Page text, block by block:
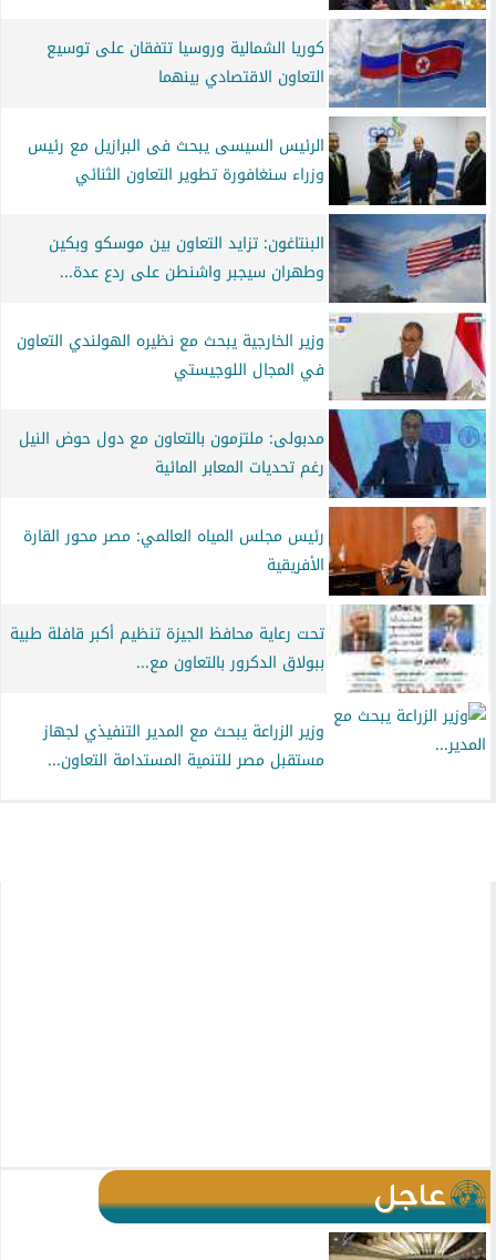
كوريا الشمالية وروسيا تتفقان على توسيع
التعاون الاقتصادي بينهما
الرئيس السيسى يبحث فى البرازيل مع رئيس
وزراء سنغافورة تطوير التعاون الثنائي
البنتاغون: تزايد التعاون بين موسكو وبكين
وطهران سيجبر واشنطن على ردع عدة...
وزير الخارجية يبحث مع نظيره الهولندي التعاون
في المجال اللوجيستي
مدبولى: ملتزمون بالتعاون مع دول حوض النيل
رغم تحديات المعابر المائية
رئيس مجلس المياه العالمي: مصر محور القارة
الأفريقية
تحت رعاية محافظ الجيزة تنظيم أكبر قافلة طبية
ببولاق الدكرور بالتعاون مع...
وزير الزراعة يبحث مع المدير التنفيذي لجهاز
مستقبل مصر للتنمية المستدامة التعاون...
عاجل